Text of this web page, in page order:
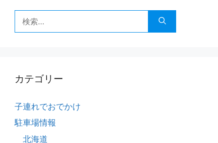
索:
カテゴリー
子連れでおでかけ
駐車場情報
北海道